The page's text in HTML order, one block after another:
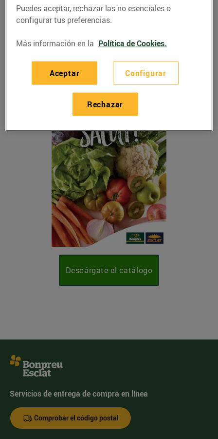
de hacer y equilibradas, que te ayudarán a resolver
dudas y comer bien y de forma saludable. Podrás
nuestros establecimientos, pero también puedes
y descárgate nuestro catálogo.
Descárgate el catálogo
Servicios de entrega de compra en línea
Comprobar el código postal
Puedes aceptar, rechazar las no esenciales o
configurar tus preferencias.
Más información en la Política de Cookies.
Configurar
Rechazar
Aceptar